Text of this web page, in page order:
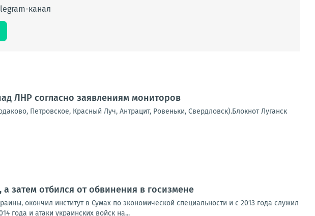
канал
ЛНР согласно заявлениям мониторов
Петровское, Красный Луч, Антрацит, Ровеньки, Свердловск).Блокнот Луганск
затем отбился от обвинения в госизмене
окончил институт в Сумах по экономической специальности и с 2013 года служил
года и атаки украинских войск на...